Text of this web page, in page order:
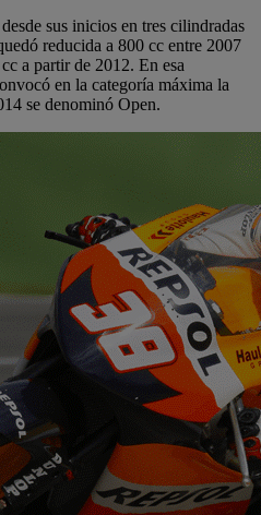
sus inicios en tres cilindradas
reducida a 800 cc entre 2007
a partir de 2012. En esa
en la categoría máxima la
se denominó Open.